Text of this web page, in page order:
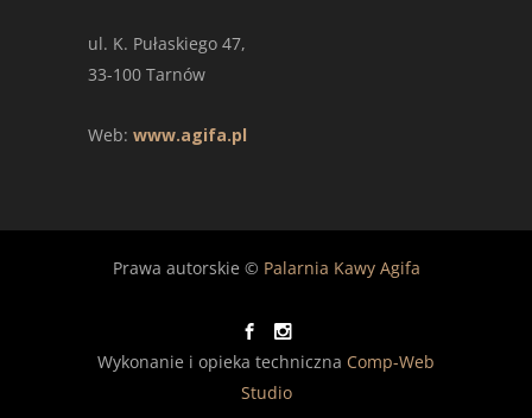
ul. K. Pułaskiego 47,
33-100 Tarnów
Web: www.agifa.pl
Prawa autorskie © Palarnia Kawy Agifa
Wykonanie i opieka techniczna Comp-Web
Studio